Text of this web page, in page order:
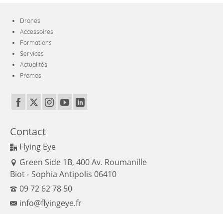
Drones
Accessoires
Formations
Services
Actualités
Promos
Contact
Flying Eye
Green Side 1B, 400 Av. Roumanille
Biot - Sophia Antipolis 06410
09 72 62 78 50
info@flyingeye.fr